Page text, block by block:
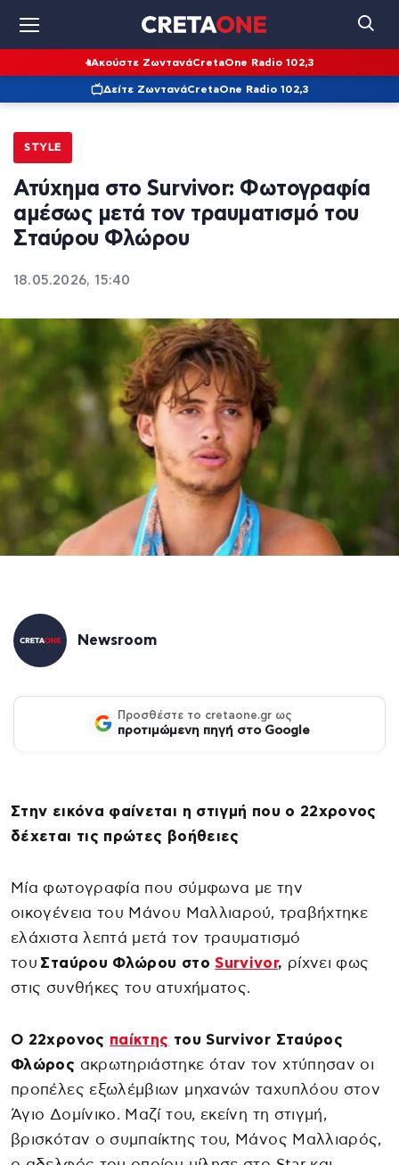
Ακούστε ΖωντανάCretaOne Radio 102,3
Δείτε ΖωντανάCretaOne Radio 102,3
STYLE
Ατύχημα στο Survivor: Φωτογραφία
αμέσως μετά τον τραυματισμό του
Σταύρου Φλώρου
18.05.2026, 15:40
Newsroom
Προσθέστε το cretaone.gr ως
προτιμώμενη πηγή στο Google
Στην εικόνα φαίνεται η στιγμή που ο 22χρονος
δέχεται τις πρώτες βοήθειες
Μία φωτογραφία που σύμφωνα με την
οικογένεια του Μάνου Μαλλιαρού, τραβήχτηκε
ελάχιστα λεπτά μετά τον τραυματισμό
του Σταύρου Φλώρου στοSurvivor, ρίχνει φως
στις συνθήκες του ατυχήματος.
Ο 22χρονος παίκτης του Survivor Σταύρος
Φλώρος ακρωτηριάστηκε όταν τον χτύπησαν οι
προπέλες εξωλέμβιων μηχανών ταχυπλόου στον
Άγιο Δομίνικο. Μαζί του, εκείνη τη στιγμή,
βρισκόταν ο συμπαίκτης του, Μάνος Μαλλιαρός,